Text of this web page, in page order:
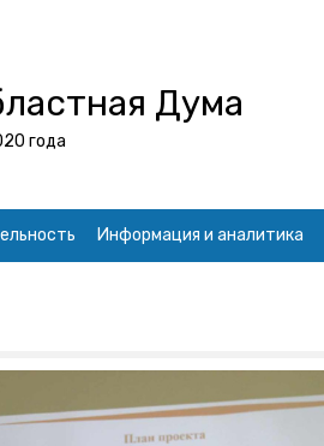
Дума
года
Информация и аналитика